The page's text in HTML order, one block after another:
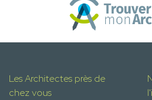
Les Architectes près de
chez vous